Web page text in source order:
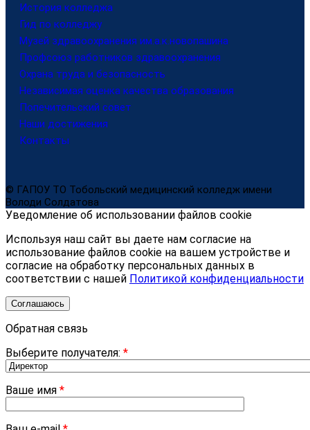
История колледжа
Гид по колледжу
Музей здравоохранения им.а.к.новопашина
Профсоюз работников здравоохранения
Охрана труда и безопасность
Независимая оценка качества образования
Попечительский совет
Наши достижения
Контакты
© ГАПОУ ТО Тобольский медицинский колледж имени
Володи Солдатова
Уведомление об использовании файлов cookie
Используя наш сайт вы даете нам согласие на
использование файлов cookie на вашем устройстве и
согласие на обработку персональных данных в
соответствии с нашей Политикой конфиденциальности
Соглашаюсь
Обратная связь
Выберите получателя: *
Ваше имя *